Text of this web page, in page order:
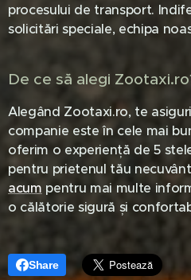
procesului de transport.
solicitări speciale, echipa
De ce să alegi
Alegând Zootaxi.ro, te
companie este în cele mai
oferim o experiență de 5
pentru prietenul tău
acum pentru mai multe
o călătorie sigură și
Share